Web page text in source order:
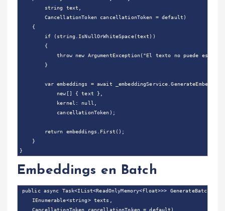
        string text,
        CancellationToken cancellationToken = default)
    {
        if (string.IsNullOrWhiteSpace(text))
        {
throw new ArgumentException("El texto no puede estar
        }
var embeddings = await
            new[] { text },
            kernel: null,
            cancellationToken);
        return embeddings.First();
    }
Embeddings en Batch
public async Task<IList<ReadOnlyMemory<float>>>
    IEnumerable<string> texts,
    CancellationToken cancellationToken = default)